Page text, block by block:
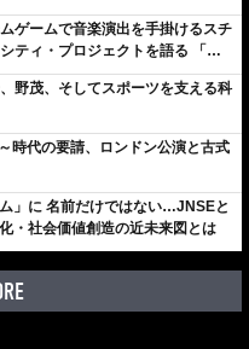
ゲームで音楽演出を手掛けるスチ
ティ・プロジェクトを語る 「楽
ずっと成長曲線だから」
野茂、そしてスポーツを支える科
時代の要請、ロンドン公演と古式
」に 名前だけではない…JNSEと
・社会価値創造の近未来図とは